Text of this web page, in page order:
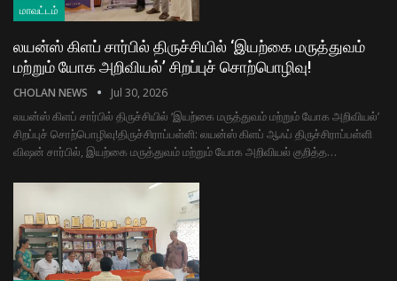
மாவட்டம்
லயன்ஸ் கிளப் சார்பில் திருச்சியில் ‘இயற்கை மருத்துவம்
மற்றும் யோக அறிவியல்’ சிறப்புச் சொற்பொழிவு!
CHOLAN NEWS Jul 30, 2026
​லயன்ஸ் கிளப் சார்பில் திருச்சியில் ‘இயற்கை மருத்துவம் மற்றும் யோக அறிவியல்’
சிறப்புச் சொற்பொழிவு! ​திருச்சிராப்பள்ளி: லயன்ஸ் கிளப் ஆஃப் திருச்சிராப்பள்ளி
விஷன் சார்பில், இயற்கை மருத்துவம் மற்றும் யோக அறிவியல் குறித்த…